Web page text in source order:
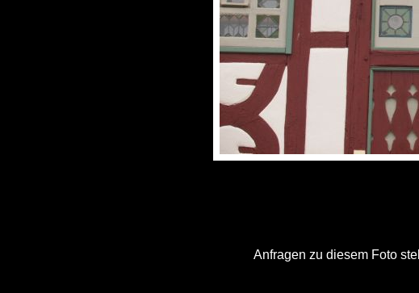
Anfragen zu diesem Foto